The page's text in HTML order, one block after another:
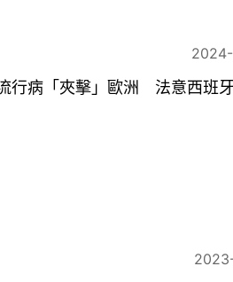
行病「夾擊」歐洲 法意西班